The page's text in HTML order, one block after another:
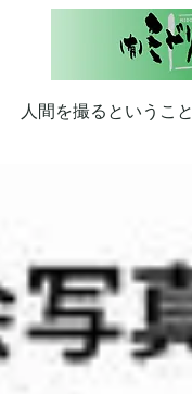
人間を撮るということ